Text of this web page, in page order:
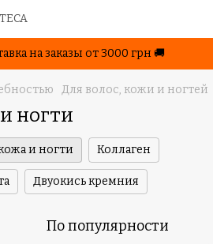
на заказы от 3000 грн 🚚
Для волос, кожи и ногтей
ногти
и ногти Коллаген
Двуокись кремния
По популярности